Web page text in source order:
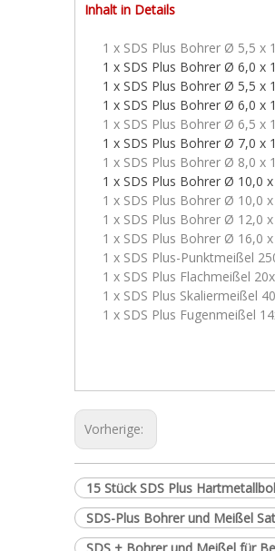
Inhalt in Details
1 x SDS Plus Bohrer Ø 5,5 x
1 x SDS Plus Bohrer Ø 6,0 x
1 x SDS Plus Bohrer Ø 5,5 x
1 x SDS Plus Bohrer Ø 6,0 x
1 x SDS Plus Bohrer Ø 6,5 x
1 x SDS Plus Bohrer Ø 7,0 x
1 x SDS Plus Bohrer Ø 8,0 x
1 x SDS Plus Bohrer Ø 10,0
1 x SDS Plus Bohrer Ø 10,0
1 x SDS Plus Bohrer Ø 12,0
1 x SDS Plus Bohrer Ø 16,0
1 x SDS Plus-Punktmeißel
1 x SDS Plus Flachmeißel
1 x SDS Plus Skaliermeißel
1 x SDS Plus Fugenmeißel
Vorherige:
15 Stück SDS Plus
SDS-Plus Bohrer und Meißel